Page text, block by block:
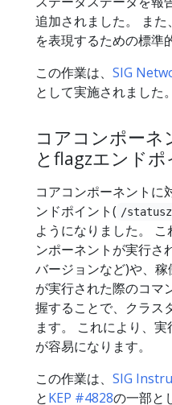
追加されました。 ま
を表現するための標準
この作業は、 SIG
として実施されました。
コアコンポー
とflagzエンドポ
コアコンポーネントに
ンドポイント( /statusz
ようになりました。
ンポーネントが実行さ
バージョンなど)や、
が実行された際のコマ
握することで、クラス
ます。 これにより、
が容易になります。
この作業は、 SIG
とKEP #4828の一部と